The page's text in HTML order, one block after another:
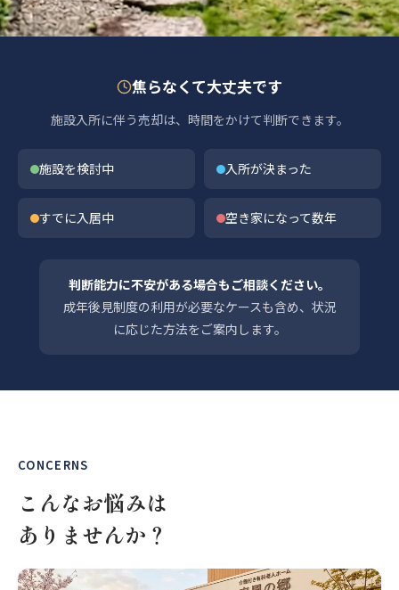
焦らなくて大丈夫です
施設入所に伴う売却は、時間をかけて判断できます。
施設を検討中 入所が決まった
すでに入居中 空き家になって数年
判断能力に不安がある場合もご相談ください。
成年後見制度の利用が必要なケースも含め、状況
に応じた方法をご案内します。
CONCERNS
こんなお悩みは
ありませんか？